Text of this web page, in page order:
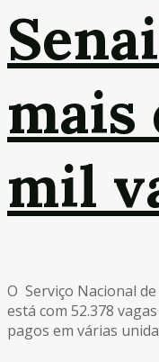
mais
mil
O Serviço Nacional
está com 52.378
pagos em várias